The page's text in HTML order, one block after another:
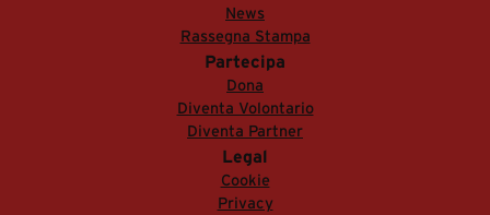
News
Rassegna Stampa
Partecipa
Dona
Diventa Volontario
Diventa Partner
Legal
Cookie
Privacy